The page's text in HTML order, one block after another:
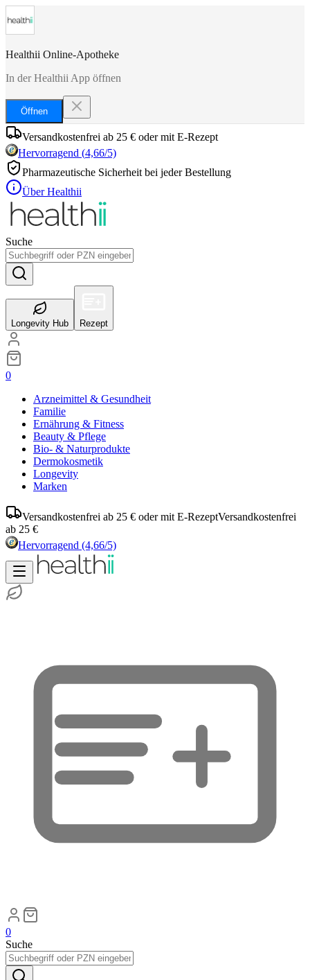
Healthii Online-Apotheke
In der Healthii App öffnen
Öffnen
Versandkostenfrei ab 25 € oder mit E-Rezept
Hervorragend (4,66/5)
Pharmazeutische Sicherheit bei jeder Bestellung
Über Healthii
Suche
Longevity Hub Rezept
0
Arzneimittel & Gesundheit
Familie
Ernährung & Fitness
Beauty & Pflege
Bio- & Naturprodukte
Dermokosmetik
Longevity
Marken
Versandkostenfrei ab 25 € oder mit E-RezeptVersandkostenfrei
ab 25 €
Hervorragend (4,66/5)
0
Suche